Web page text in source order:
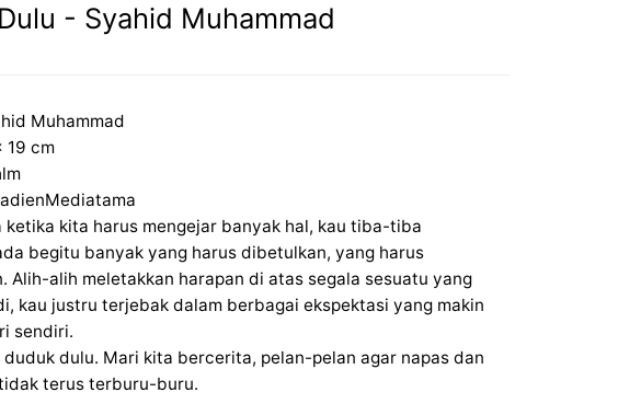
- Syahid Muhammad
Muhammad
19 cm
ketika kita harus mengejar banyak hal, kau tiba-tiba
begitu banyak yang harus dibetulkan, yang harus
Alih-alih meletakkan harapan di atas segala sesuatu yang
kau justru terjebak dalam berbagai ekspektasi yang makin
sendiri.
duduk dulu. Mari kita bercerita, pelan-pelan agar napas dan
terus terburu-buru.